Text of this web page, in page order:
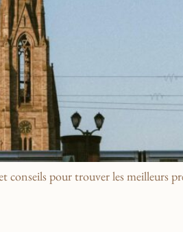
pour trouver les meilleurs